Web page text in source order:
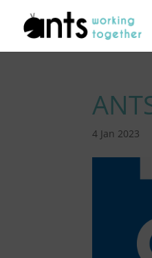
4 Jan 2023